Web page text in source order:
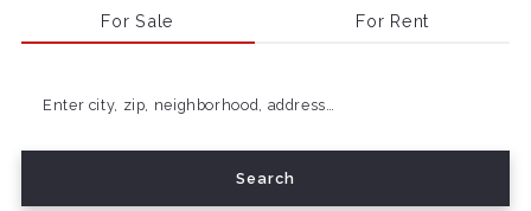
For Sale For Rent
Enter city, zip, neighborhood, address…
Type in anything you’re looking for
Search